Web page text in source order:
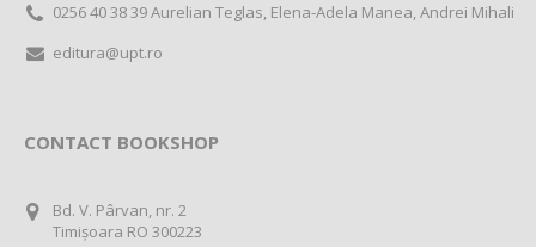
0256 40 38 39 Aurelian Teglas, Elena-Adela Manea, Andrei Mihali
editura@upt.ro
CONTACT BOOKSHOP
Bd. V. Pârvan, nr. 2
Timișoara RO 300223